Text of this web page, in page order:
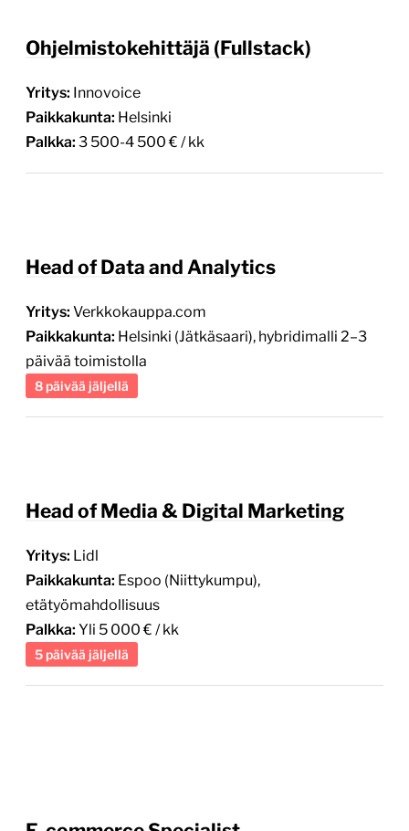
Yritys:Innovoice
Palkka:3 500-4 500 € / kk
Yritys: Verkkokauppa.com
päivää toimistolla
8 päivää jäljellä
Yritys: Lidl
etätyömahdollisuus
Palkka:Yli 5 000 € / kk
5 päivää jäljellä
1 päivää jäljellä